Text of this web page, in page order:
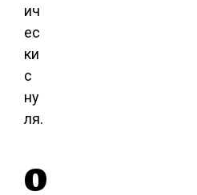
ич
ес
ки
с
ну
ля.
О